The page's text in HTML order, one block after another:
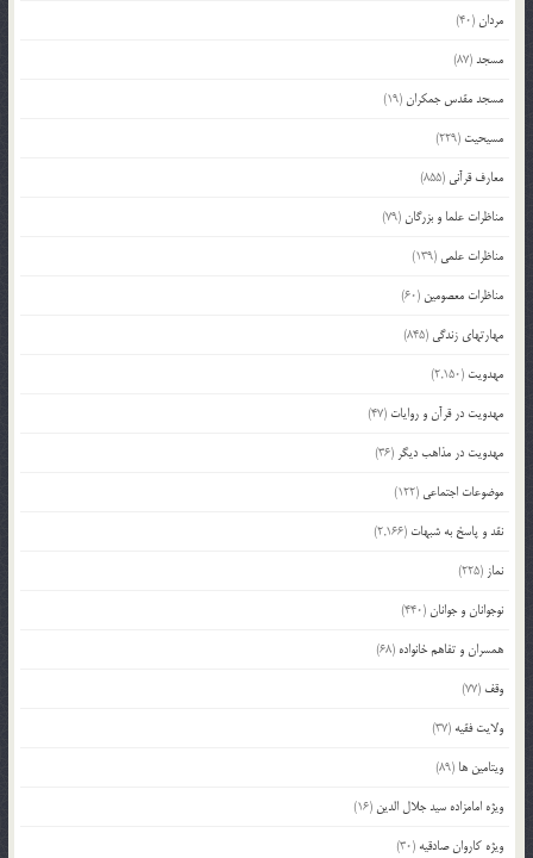
مردان(40)
مسجد(87)
مسجد مقدس جمکران(19)
مسیحیت (229)
معارف قرآنی (855)
مناظرات علما و بزرگان(79)
مناظرات علمی (139)
مناظرات معصومین (60)
مهارتهای زندگی (845)
مهدویت (2,150)
مهدویت در قرآن و روایات (47)
مهدویت در مذاهب دیگر (36)
موضوعات اجتماعی (122)
نقد و پاسخ به شبهات (2,166)
نماز (225)
نوجوانان و جوانان(440)
همسران و تفاهم خانواده (68)
وقف (77)
ولایت فقیه (37)
ویتامین ها (89)
ویژه امامزاده سید جلال الدین (16)
ویژه کاروان صادقیه (30)